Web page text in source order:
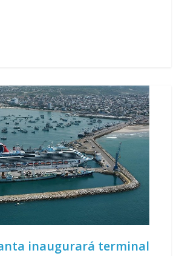
inaugurará terminal